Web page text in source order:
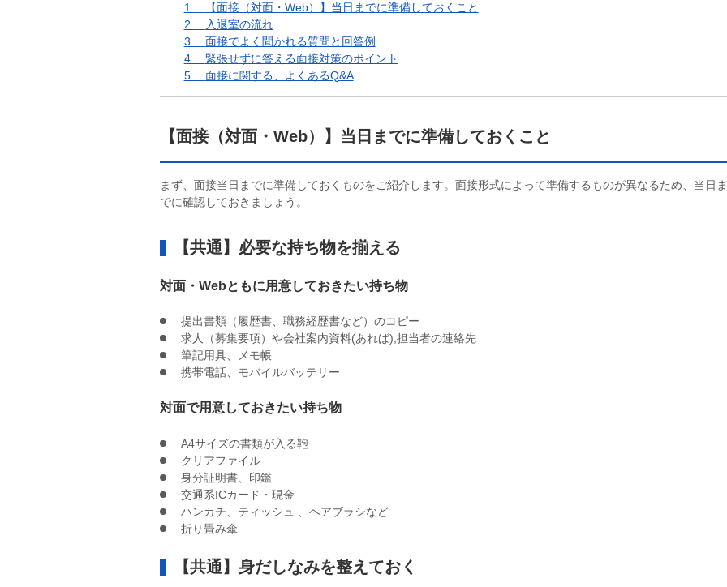
1.
【面接（対面・Web）】当日までに準備しておくこと
2.
入退室の流れ
3. 面接でよく聞かれる質問と回答例
4. 緊張せずに答える面接対策のポイント
5. 面接に関する、よくあるQ&A
【面接（対面・Web）】当日までに準備しておくこと
まず、面接当日までに準備しておくものをご紹介します。面接形式によって準備するものが異なるため、当日ま
でに確認しておきましょう。
【共通】必要な持ち物を揃える
対面・Webともに用意しておきたい持ち物
提出書類（履歴書、職務経歴書など）のコピー
求人（募集要項）や会社案内資料(あれば),担当者の連絡先
筆記用具、メモ帳
携帯電話、モバイルバッテリー
対面で用意しておきたい持ち物
A4サイズの書類が入る鞄
クリアファイル
身分証明書、印鑑
交通系ICカード・現金
ハンカチ、ティッシュ 、ヘアブラシなど
折り畳み傘
【共通】身だしなみを整えておく